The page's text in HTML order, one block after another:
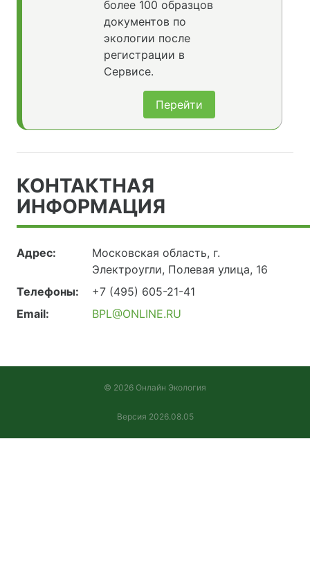
более 100 образцов
документов по
экологии после
регистрации в
Сервисе.
Перейти
КОНТАКТНАЯ
ИНФОРМАЦИЯ
Адрес:
Московская область, г.
Электроугли, Полевая улица, 16
Телефоны:
+7 (495) 605-21-41
Email:
BPL@ONLINE.RU
© 2026 Онлайн Экология
Версия 2026.08.05